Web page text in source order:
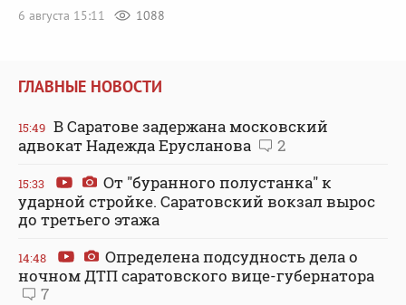
6 августа 15:11
1088
ГЛАВНЫЕ НОВОСТИ
15:49 В Саратове задержана московский
адвокат Надежда Ерусланова
2
15:33
От "буранного полустанка" к
ударной стройке. Саратовский вокзал вырос
до третьего этажа
14:48
Определена подсудность дела о
ночном ДТП саратовского вице-губернатора
7